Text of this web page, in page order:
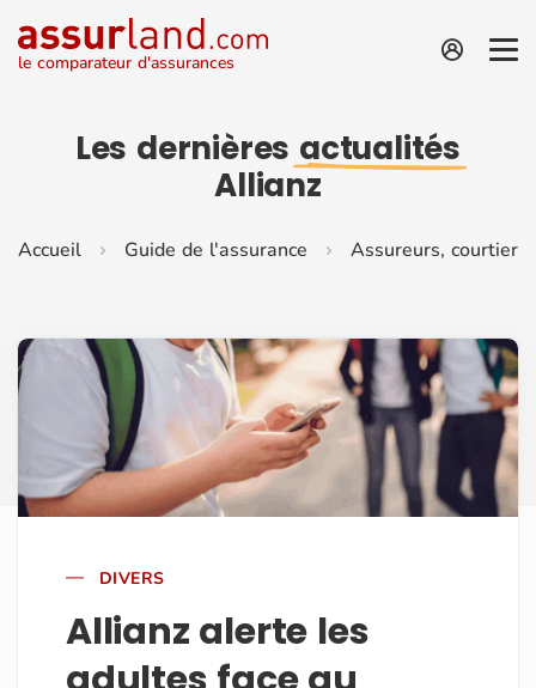
le comparateur d'assurances
Les dernières actualités
Allianz
Accueil Guide de l'assurance Assureurs,
DIVERS
Allianz alerte les